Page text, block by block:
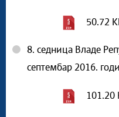
50.72
8. седница Владе
септембар 2016.
101.20